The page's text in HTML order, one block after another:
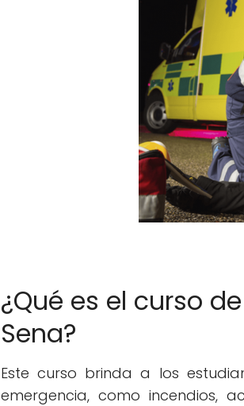
¿Qué es el curso
Sena?
Este curso brinda a los
emergencia, como incendios,